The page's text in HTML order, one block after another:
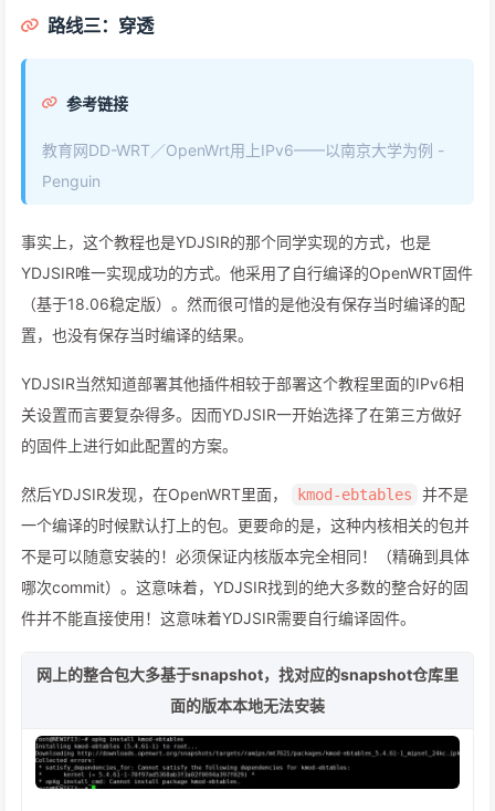
路线三：穿透
参考链接
教育网DD-WRT／OpenWrt用上IPv6——以南京大学为例 -
Penguin
事实上，这个教程也是YDJSIR的那个同学实现的方式，也是
YDJSIR唯一实现成功的方式。他采用了自行编译的OpenWRT固件
（基于18.06稳定版）。然而很可惜的是他没有保存当时编译的配
置，也没有保存当时编译的结果。
YDJSIR当然知道部署其他插件相较于部署这个教程里面的IPv6相
关设置而言要复杂得多。因而YDJSIR一开始选择了在第三方做好
的固件上进行如此配置的方案。
然后YDJSIR发现，在OpenWRT里面， kmod-ebtables
并不是
一个编译的时候默认打上的包。更要命的是，这种内核相关的包并
不是可以随意安装的！必须保证内核版本完全相同！（精确到具体
哪次commit）。这意味着，YDJSIR找到的绝大多数的整合好的固
件并不能直接使用！这意味着YDJSIR需要自行编译固件。
网上的整合包大多基于snapshot，找对应的snapshot仓库里
面的版本本地无法安装